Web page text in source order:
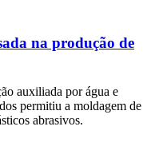
na produção de
auxiliada por água e
permitiu a moldagem de
abrasivos.